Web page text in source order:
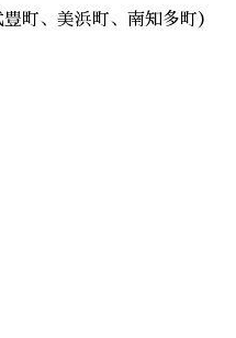
町、美浜町、南知多町）